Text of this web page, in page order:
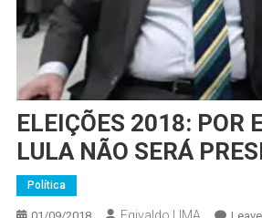
ELEIÇÕES 2018: POR
LULA NÃO SERÁ
Política